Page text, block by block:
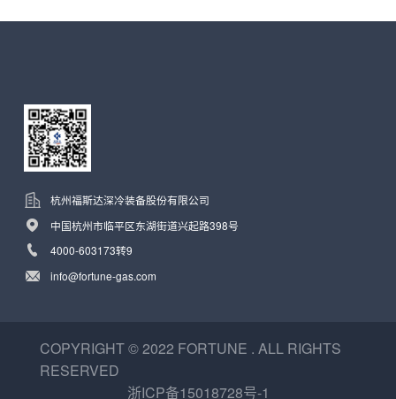
杭州福斯达深冷装备股份有限公司
中国杭州市临平区东湖街道兴起路398号
4000-603173转9
info@fortune-gas.com
COPYRIGHT © 2022 FORTUNE . ALL RIGHTS
RESERVED
浙ICP备15018728号-1